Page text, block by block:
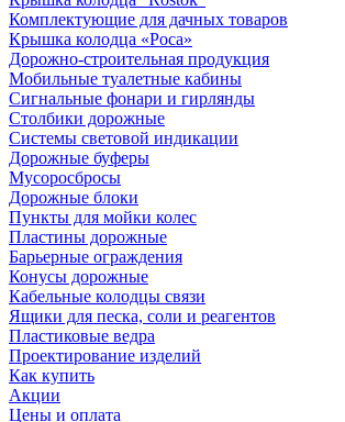
Комплектующие для дачных товаров
Крышка колодца «Роса»
Дорожно-строительная продукция
Мобильные туалетные кабины
Сигнальные фонари и гирлянды
Столбики дорожные
Системы световой индикации
Дорожные буферы
Мусоросбросы
Дорожные блоки
Пункты для мойки колес
Пластины дорожные
Барьерные ограждения
Конусы дорожные
Кабельные колодцы связи
Ящики для песка, соли и реагентов
Пластиковые ведра
Проектирование изделий
Как купить
Акции
Цены и оплата